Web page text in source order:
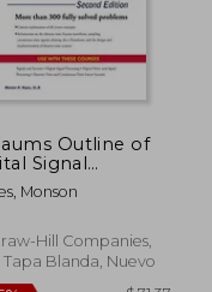
Outline of
Signal
2nd
(Schaum's
Monson
Hill Companies,
Tapa Blanda, Nuevo